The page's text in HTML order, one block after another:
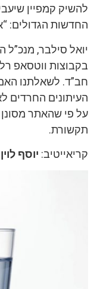
להשיק קמפיין
החדשות הגדולים:
יואל סילבר,
בקבוצות ווטסאפ
חב”ד. לשאלתנו
העיתונים החרדים
על פי שהאתר מסונן
תקשורת.
קריאייטיב: יוסף